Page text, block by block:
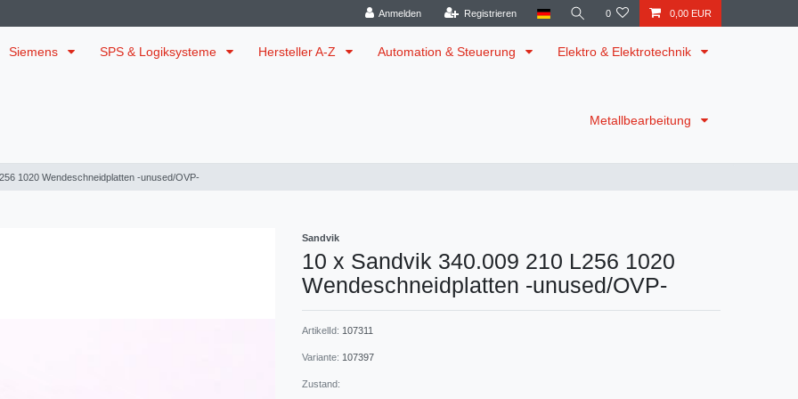
Anmelden Registrieren 0 0,00 EUR
Siemens SPS & Logiksysteme Hersteller A-Z Automation & Steuerung Elektro & Elektrotechnik
Metallbearbeitung
1020 Wendeschneidplatten -unused/OVP-
Sandvik
10 x Sandvik 340.009 210 L256 1020
Wendeschneidplatten -unused/OVP-
ArtikelId: 107311
Variante: 107397
Zustand: